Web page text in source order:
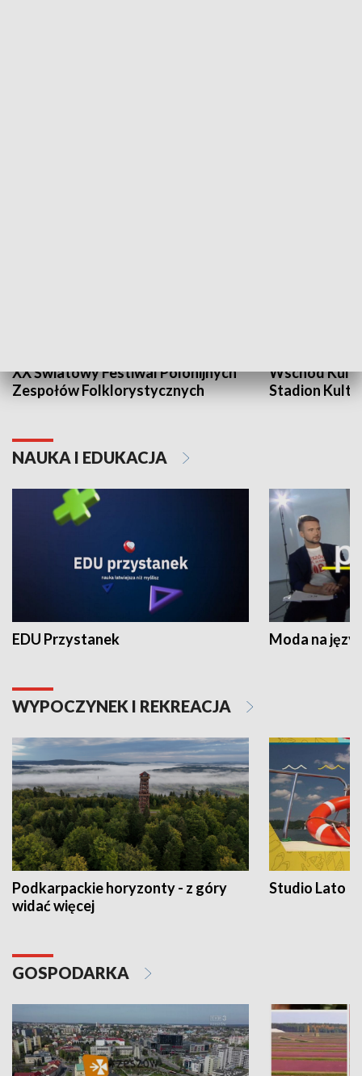
XX Światowy Festiwal Polonijnych
Zespołów Folklorystycznych
Wschód
Stadion
NAUKA I EDUKACJA
EDU Przystanek Moda na
WYPOCZYNEK I REKREACJA
Podkarpackie horyzonty - z góry
widać więcej
Studio Lato
GOSPODARKA